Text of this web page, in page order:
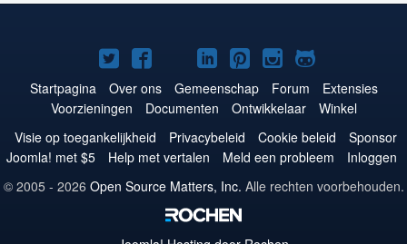
Joomla!
op
Twitter
Joomla!
op
Facebook
Joomla!
op
YouTube
Joomla!
op
LinkedIn
Joomla!
op
Pinterest
Joomla!
op
Instagram
Joomla!
op
GitHub
Startpagina Over ons Gemeenschap Forum
Extensies
Voorzieningen
Documenten Ontwikkelaar
Winkel
Visie op toegankelijkheid
Privacybeleid Cookie beleid
Sponsor
Joomla! met $5
Help met vertalen Meld een probleem
Inloggen
© 2005 - 2026 Open Source Matters, Inc. Alle rechten voorbehouden.